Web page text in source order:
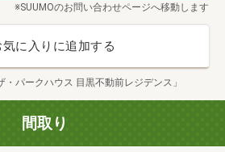
※SUUMOのお問い合わせページへ移動します
気に入りに追加する
・パークハウス 目黒不動前レジデンス」
間取り